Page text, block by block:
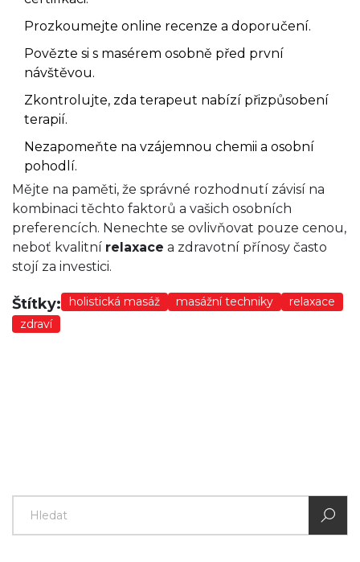
Prozkoumejte online recenze a doporučení.
Povězte si s masérem osobně před první
návštěvou.
Zkontrolujte, zda terapeut nabízí přizpůsobení
terapií.
Nezapomeňte na vzájemnou chemii a osobní
pohodlí.
Mějte na paměti, že správné rozhodnutí závisí na
kombinaci těchto faktorů a vašich osobních
preferencích. Nenechte se ovlivňovat pouze cenou,
neboť kvalitní relaxace a zdravotní přínosy často
stojí za investici.
Štítky: holistická masáž masážní techniky
relaxace
zdraví